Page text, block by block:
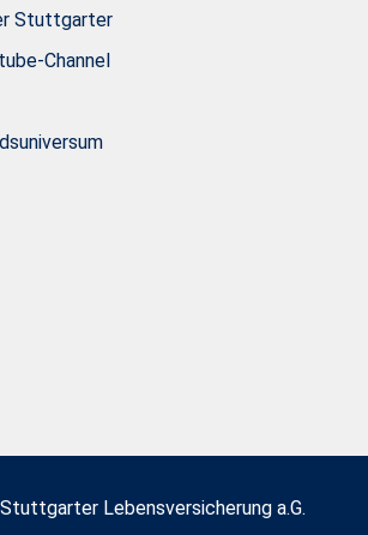
Stuttgarter
Channel
Lebensversicherung a.G.